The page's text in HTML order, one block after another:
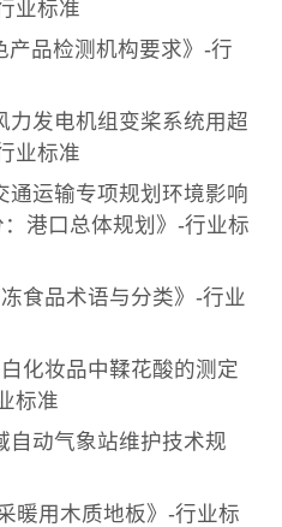
业标准
产品检测机构要求》-行
力发电机组变桨系统用超
业标准
通运输专项规划环境影响
港口总体规划》-行业标
食品术语与分类》-行业
化妆品中鞣花酸的测定
标准
自动气象站维护技术规
暖用木质地板》-行业标